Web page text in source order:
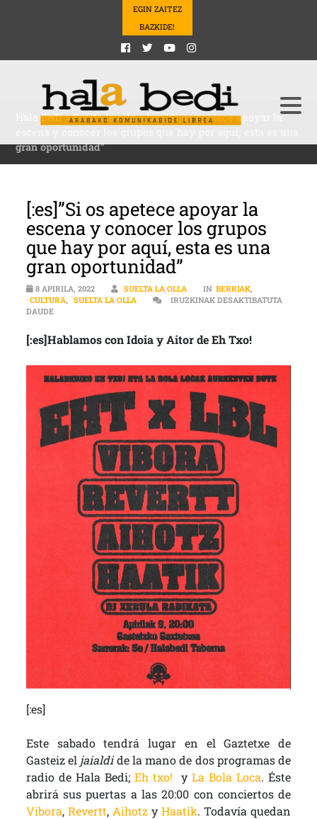
EGIN ZAITEZ
BAZKIDE!
Hala Bedi>Suelta la olla>[:es]”Si os apetece apoyar la
gran oportunidad”
[:es]”Si os apetece apoyar la
escena y conocer los grupos
que hay por aquí, esta es una
gran oportunidad”
8 APIRILA, 2022 SUELTA LA OLLA IN BERRIAK,
CULTURA, SUELTA LA OLLA
IRUZKINAK DESAKTIBATUTA
DAUDE[:ES]”SI OS APETECE APOYAR LA ESCENA Y CONOCER LOS
[:es]Hablamos con Idoia y Aitor de Eh Txo!
[:es]
Este sabado tendrá lugar en el Gaztetxe de
Gasteiz el jaialdide la mano de dos programas de
radio de Hala Bedi; Eh txo! yLa Bola Loca. Éste
abrirá sus puertas a las 20:00 con conciertos de
Vibora, Revertt, AihotzyHaatik. Todavía quedan